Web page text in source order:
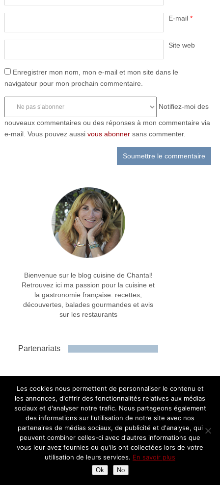
E-mail *
Site web
Enregistrer mon nom, mon e-mail et mon site dans le
navigateur pour mon prochain commentaire.
Notifiez-moi des
nouveaux commentaires ou des réponses à mon commentaire via
e-mail. Vous pouvez aussi vous abonnersans commenter.
Bienvenue sur le blog cuisine de Chantal!
Retrouvez ici ma passion pour la cuisine et
la gastronomie française: recettes,
découvertes, balades gourmandes et avis
sur les restaurants
Partenariats
Les cookies nous permettent de personnaliser le contenu et
les annonces, d'offrir des fonctionnalités relatives aux médias
sociaux et d'analyser notre trafic. Nous partageons également
des informations sur l'utilisation de notre site avec nos
partenaires de médias sociaux, de publicité et d'analyse, qui
peuvent combiner celles-ci avec d'autres informations que
vous leur avez fournies ou qu'ils ont collectées lors de votre
utilisation de leurs services. En savoir plus
Ok No